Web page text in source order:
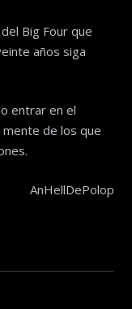
Big Four que
años siga
entrar en el
de los que
AnHellDePolop